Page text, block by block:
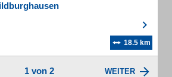
18.5 km
1 von 2 WEITER